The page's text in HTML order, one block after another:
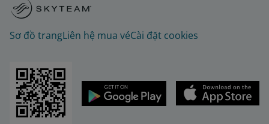
Sơ đồ trangLiên hệ mua véCài đặt cookies